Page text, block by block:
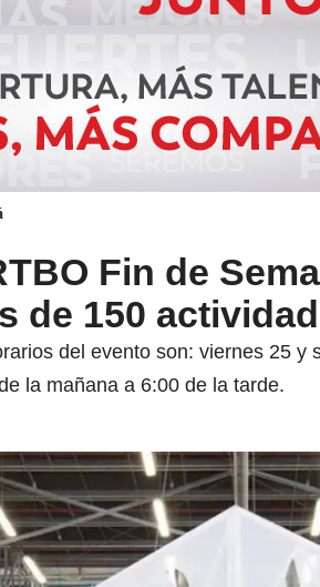
Fin de
de 150
del evento son: viernes 25 y
la mañana a 6:00 de la tarde.